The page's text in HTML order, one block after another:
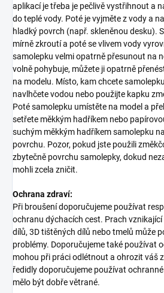
aplikací je třeba je pečlivě vystřihnout a
do teplé vody. Poté je vyjměte z vody a
hladký povrch (např. skleněnou desku).
mírně zkroutí a poté se vlivem vody
samolepku velmi opatrně přesunout na
volně pohybuje, můžete ji opatrně
na modelu. Místo, kam chcete
navlhčete vodou nebo použijte kapku
Poté samolepku umístěte na model a
setřete měkkým hadříkem nebo
suchým měkkým hadříkem samolepku
povrchu. Pozor, pokud jste použili
zbytečně povrchu samolepky, dokud
mohli zcela zničit.
Ochrana zdraví:
Při broušení doporučujeme používat
ochranu dýchacích cest. Prach vznikající
dílů, 3D tištěných dílů nebo tmelů může
problémy. Doporučujeme také používat
mohou při práci odlétnout a ohrozit váš
ředidly doporučujeme používat
mělo být dobře větrané.